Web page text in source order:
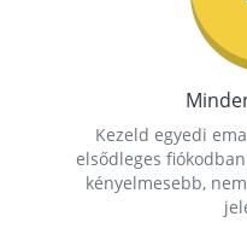
Kezeld egyedi
elsődleges
kényelmesebb,